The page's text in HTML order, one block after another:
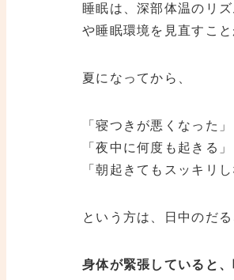
睡眠は、深部体温のリ
や睡眠環境を見直すこ
夏になってから、
「寝つきが悪くなった」
「夜中に何度も起きる」
「朝起きてもスッキリし
という方は、日中のだ
身体が緊張していると